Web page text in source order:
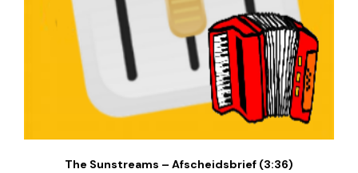
The Sunstreams – Afscheidsbrief (3:36)